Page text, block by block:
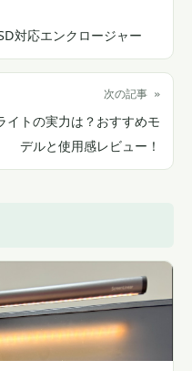
対応エンクロージャー
次の記事 »
イトの実力は？おすすめモ
デルと使用感レビュー！